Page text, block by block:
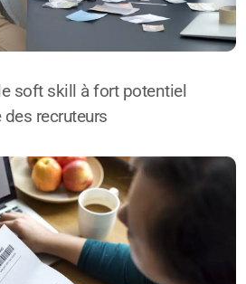
soft skill à fort potentiel
recruteurs